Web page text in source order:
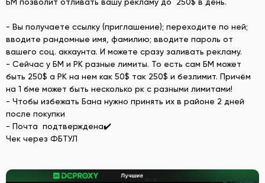
- Вы получаете ссылку (приглашение); переходите по ней;
вводите рандомные имя, фамилию; вводите пароль от
вашего соц. аккаунта. И можете сразу заливать рекламу.
- Сейчас у БМ и РК разные лимиты. То есть сам БМ может
быть 250$ а РК на нем как 50$ так 250$ и безлимит. Причём
на 1 бме может быть несколько рк с разными лимитами!
- Чтобы избежать Бана нужно принять их в районе 2 дней
после покупки
- Почта подтверждена✔️
Чек через ФБТУЛ